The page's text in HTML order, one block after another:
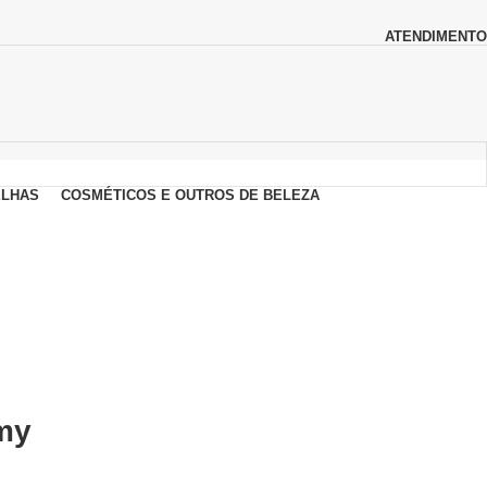
ATENDIMENTO
COSMÉTICOS E OUTROS DE BELEZA